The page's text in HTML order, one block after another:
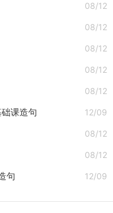
08/12
08/12
08/12
08/12
08/12
12/09
课造句
08/12
08/12
12/09
句